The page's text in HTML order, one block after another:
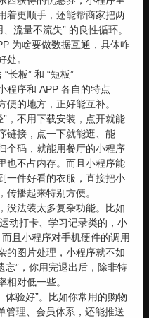
着更顺手，还能帮商家把两
流量不流失” 的良性循环。
为啥要做数据互通，具体咋
。
长板” 和 “短板”
程序和 APP 各自的特点 ——
的地方，正好能互补。
，不用下载安装，点开就能
链接，点一下就能逛、能
个码，就能用餐厅的小程序
也不占内存。而且小程序能
一件好看的衣服，直接把小
播起来特别方便。
没法装太多复杂功能。比如
动打卡、学习记录类的，小
且小程序对手机硬件的调用
的图片处理，小程序就不如
忘”，你用完退出后，除非特
对低一些。
体验好”。比如你常用的购物
管理、会员体系，还能推送